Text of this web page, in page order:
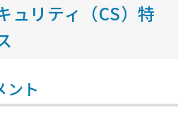
ュリティ（CS）特
ント